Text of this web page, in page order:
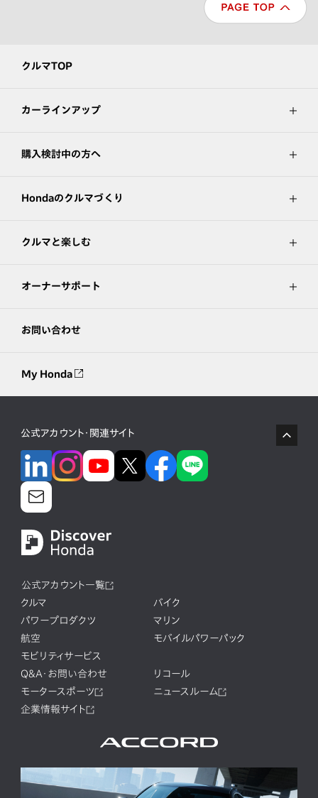
クルマTOP
カーラインアップ
購入検討中の方へ
Hondaのクルマづくり
クルマと楽しむ
オーナーサポート
お問い合わせ
My Honda
公式アカウント・関連サイト
公式アカウント一覧
クルマ
バイク
パワープロダクツ
マリン
航空
モバイルパワーパック
モビリティサービス
Q&A・お問い合わせ
リコール
モータースポーツ
ニュースルーム
企業情報サイト